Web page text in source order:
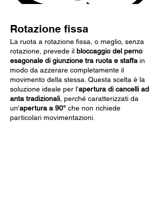
Rotazione fissa
La ruota a rotazione fissa, o meglio, senza
rotazione, prevede il bloccaggio del perno
esagonale di giunzione tra ruota e staffa in
modo da azzerare completamente il
movimento della stessa. Questa scelta è la
soluzione ideale per l'apertura di cancelli ad
anta tradizionali , perché caratterizzati da
un'apertura a 90° che non richiede
particolari movimentazioni.